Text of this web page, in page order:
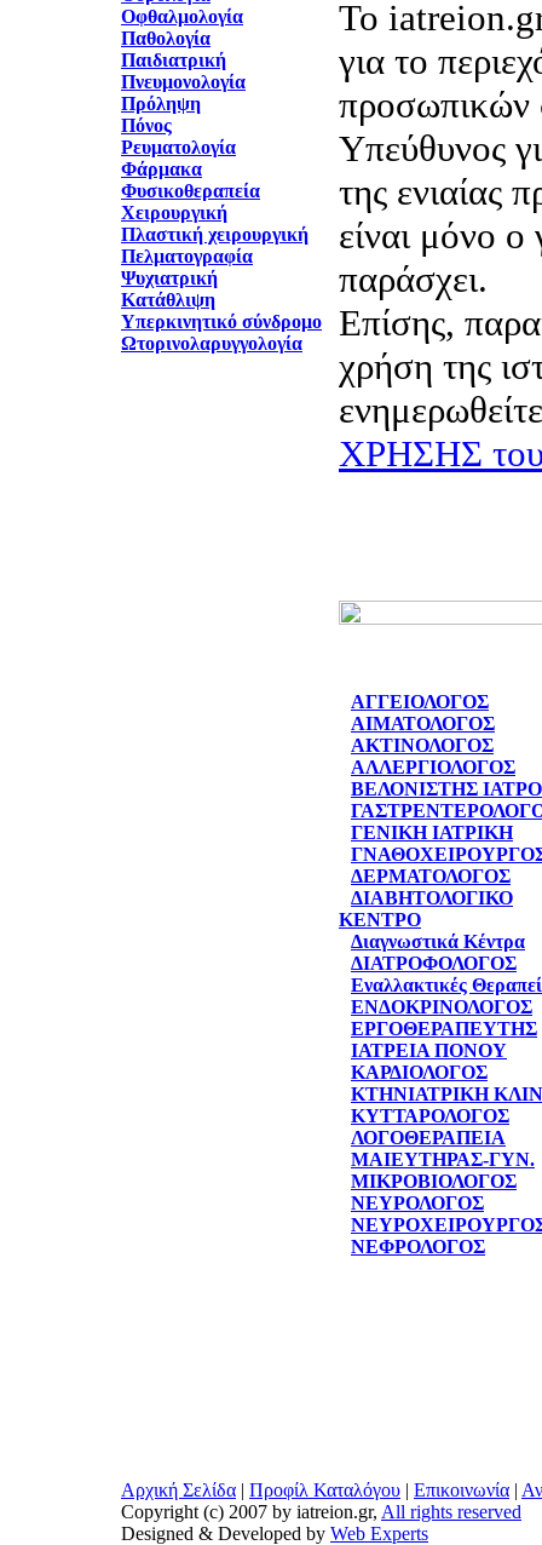
Οφθαλμολογία
Παθολογία
Παιδιατρική
Πνευμονολογία
Πρόληψη
Πόνος
Ρευματολογία
Φάρμακα
Φυσικοθεραπεία
Χειρουργική
Πλαστική χειρουργική
Πελματογραφία
Ψυχιατρική
Κατάθλιψη
Υπερκινητικό σύνδρομο
Ωτορινολαρυγγολογία
Το iatreion.gr
για το
προσωπικών
Υπεύθυνος
της ενιαίας
είναι μόνο ο
παράσχει.
Επίσης,
χρήση της
ΧΡΗΣΗΣ
ΑΓΓΕΙΟΛΟΓΟΣ
ΑΙΜΑΤΟΛΟΓΟΣ
ΑΚΤΙΝΟΛΟΓΟΣ
ΑΛΛΕΡΓΙΟΛΟΓΟΣ
ΒΕΛΟΝΙΣΤΗΣ
ΓΕΝΙΚΗ ΙΑΤΡΙΚΗ
ΔΕΡΜΑΤΟΛΟΓΟΣ
ΔΙΑΒΗΤΟΛΟΓΙΚΟ
ΚΕΝΤΡΟ
Διαγνωστικά Κέντρα
ΔΙΑΤΡΟΦΟΛΟΓΟΣ
Εναλλακτικές
ΕΝΔΟΚΡΙΝΟΛΟΓΟΣ
ΕΡΓΟΘΕΡΑΠΕΥΤΗΣ
ΙΑΤΡΕΙΑ ΠΟΝΟΥ
ΚΑΡΔΙΟΛΟΓΟΣ
ΚΤΗΝΙΑΤΡΙΚΗ
ΚΥΤΤΑΡΟΛΟΓΟΣ
ΛΟΓΟΘΕΡΑΠΕΙΑ
ΜΑΙΕΥΤΗΡΑΣ-ΓΥΝ.
ΜΙΚΡΟΒΙΟΛΟΓΟΣ
ΝΕΥΡΟΛΟΓΟΣ
ΝΕΦΡΟΛΟΓΟΣ
Αρχική Σελίδα | Προφίλ Καταλόγου | Επικοινωνία |
Copyright (c) 2007 by iatreion.gr, All rights reserved
Designed & Developed by Web Experts